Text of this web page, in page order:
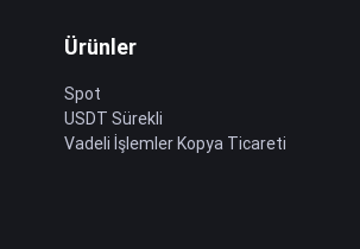
Ürünler
Spot
USDT Sürekli
Vadeli İşlemler Kopya Ticareti